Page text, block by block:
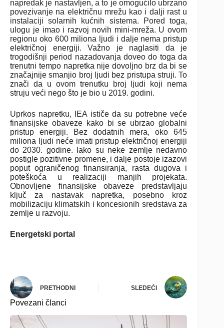
napredak je nastavljen, a to je omogućilo ubrzano
povezivanje na električnu mrežu kao i dalji rast u
instalaciji solarnih kućnih sistema. Pored toga,
ulogu je imao i razvoj novih mini-mreža. U ovom
regionu oko 600 miliona ljudi i dalje nema pristup
električnoj energiji. Važno je naglasiti da je
trogodišnji period nazadovanja doveo do toga da
trenutni tempo napretka nije dovoljno brz da bi se
značajnije smanjio broj ljudi bez pristupa struji. To
znači da u ovom trenutku broj ljudi koji nema
struju veći nego što je bio u 2019. godini.
Uprkos napretku, IEA ističe da su potrebne veće
finansijske obaveze kako bi se ubrzao globalni
pristup energiji. Bez dodatnih mera, oko 645
miliona ljudi neće imati pristup električnoj energiji
do 2030. godine. Iako su neke zemlje nedavno
postigle pozitivne promene, i dalje postoje izazovi
poput ograničenog finansiranja, rasta dugova i
poteškoća u realizaciji manjih projekata.
Obnovljene finansijske obaveze predstavljaju
ključ za nastavak napretka, posebno kroz
mobilizaciju klimatskih i koncesionih sredstava za
zemlje u razvoju.
Energetski portal
PRETHODNI SLEDEĆI
Povezani članci